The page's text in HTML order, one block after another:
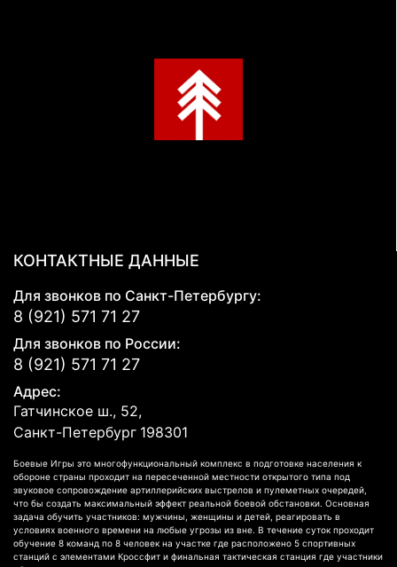
КОНТАКТНЫЕ ДАННЫЕ
Для звонков по Санкт-Петербургу:
8 (921) 571 71 27
Для звонков по России:
8 (921) 571 71 27
Адрес:
Гатчинское ш., 52,
Санкт-Петербург 198301
Боевые Игры это многофункциональный комплекс в подготовке населения к
обороне страны проходит на пересеченной местности открытого типа под
звуковое сопровождение артиллерийских выстрелов и пулеметных очередей,
что бы создать максимальный эффект реальной боевой обстановки. Основная
задача обучить участников: мужчины, женщины и детей, реагировать в
условиях военного времени на любые угрозы из вне. В течение суток проходит
обучение 8 команд по 8 человек на участке где расположено 5 спортивных
станций с элементами Кроссфит и финальная тактическая станция где участники